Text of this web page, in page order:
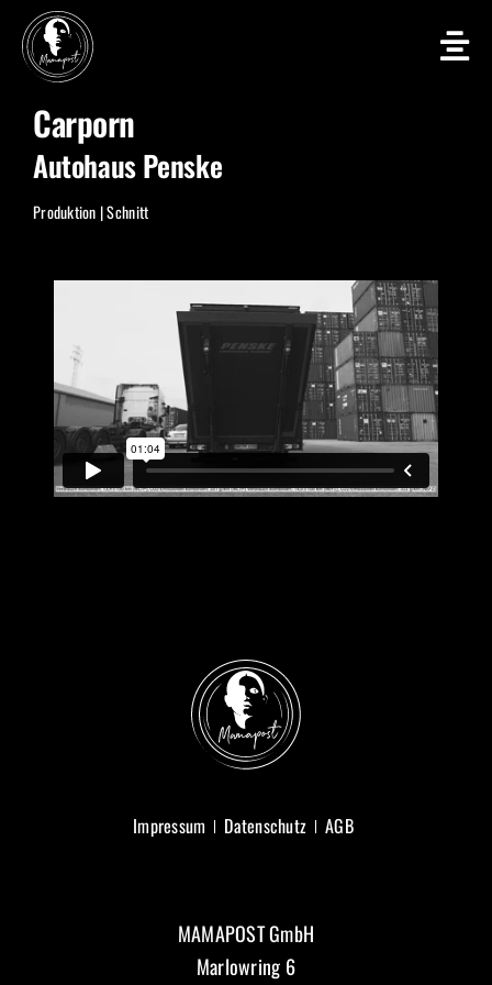
Inhalt
springen
Carporn
Autohaus Penske
Produktion | Schnitt
Impressum Datenschutz AGB
MAMAPOST GmbH
Marlowring 6